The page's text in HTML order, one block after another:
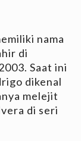
nama
di
Saat ini
dikenal
melejit
di seri